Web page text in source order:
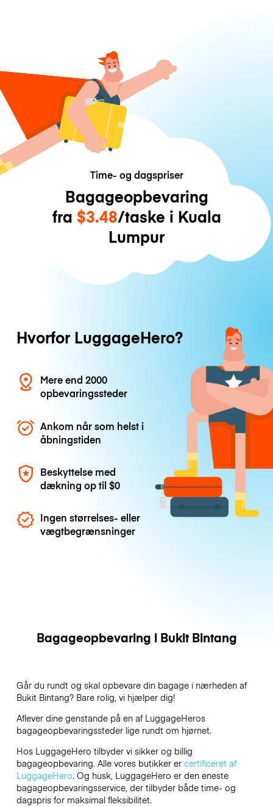
Time- og dagspriser
Bagageopbevaring
fra $3.48/taske i Kuala
Lumpur
Hvorfor LuggageHero?
Mere end 2000
opbevaringssteder
Ankom når som helst i
åbningstiden
Beskyttelse med
dækning op til$0
Ingen størrelses- eller
vægtbegrænsninger
Bagageopbevaring i Bukit Bintang
Går du rundt og skal opbevare din bagage i nærheden af
Bukit Bintang? Bare rolig, vi hjælper dig!
Aflever dine genstande på en af LuggageHeros
bagageopbevaringssteder lige rundt om hjørnet.
Hos LuggageHero tilbyder vi sikker og billig
bagageopbevaring. Alle vores butikker er certificeret af
LuggageHero. Og husk, LuggageHero er den eneste
bagageopbevaringsservice, der tilbyder både time- og
dagspris for maksimal fleksibilitet.